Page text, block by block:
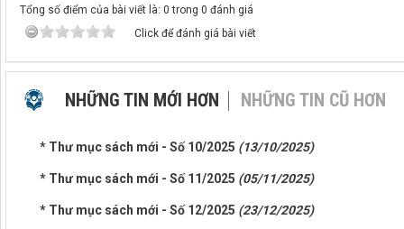
Tổng số điểm của bài viết là: 0 trong 0 đánh giá
Click để đánh giá bài viết
NHỮNG TIN MỚI HƠN NHỮNG TIN CŨ HƠN
* Thư mục sách mới - Số 10/2025 (13/10/2025)
* Thư mục sách mới - Số 11/2025 (05/11/2025)
* Thư mục sách mới - Số 12/2025 (23/12/2025)